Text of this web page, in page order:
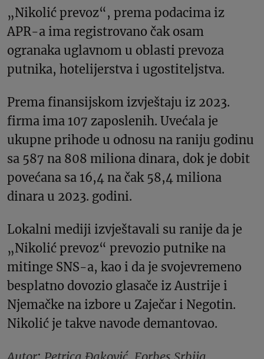
„Nikolić prevoz“, prema podacima iz
APR-a ima registrovano čak osam
ogranaka uglavnom u oblasti prevoza
putnika, hotelijerstva i ugostiteljstva.
Prema finansijskom izvještaju iz 2023.
firma ima 107 zaposlenih. Uvećala je
ukupne prihode u odnosu na raniju godinu
sa 587 na 808 miliona dinara, dok je dobit
povećana sa 16,4 na čak 58,4 miliona
dinara u 2023. godini.
Lokalni mediji izvještavali su ranije da je
„Nikolić prevoz“ prevozio putnike na
mitinge SNS-a, kao i da je svojevremeno
besplatno dovozio glasače iz Austrije i
Njemačke na izbore u Zaječar i Negotin.
Nikolić je takve navode demantovao.